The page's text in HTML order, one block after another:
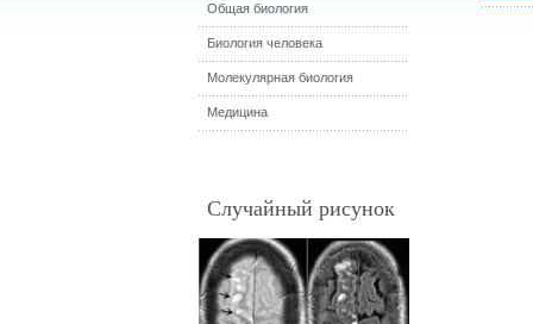
Общая биология
Биология человека
Молекулярная биология
Медицина
Случайный рисунок